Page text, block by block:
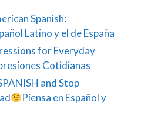
Spanish:
Latino y el de España
for Everyday
Cotidianas
and Stop
Piensa en Español y